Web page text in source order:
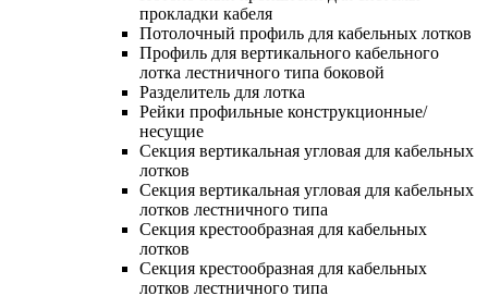
прокладки кабеля
Потолочный профиль для кабельных лотков
Профиль для вертикального кабельного
лотка лестничного типа боковой
Разделитель для лотка
Рейки профильные конструкционные/
несущие
Секция вертикальная угловая для кабельных
лотков
Секция вертикальная угловая для кабельных
лотков лестничного типа
Секция крестообразная для кабельных
лотков
Секция крестообразная для кабельных
лотков лестничного типа